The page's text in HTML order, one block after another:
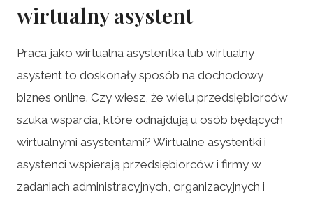
wirtualny asystent
Praca jako wirtualna asystentka lub wirtualny
asystent to doskonały sposób na dochodowy
biznes online. Czy wiesz, że wielu przedsiębiorców
szuka wsparcia, które odnajdują u osób będących
wirtualnymi asystentami? Wirtualne asystentki i
asystenci wspierają przedsiębiorców i firmy w
zadaniach administracyjnych, organizacyjnych i